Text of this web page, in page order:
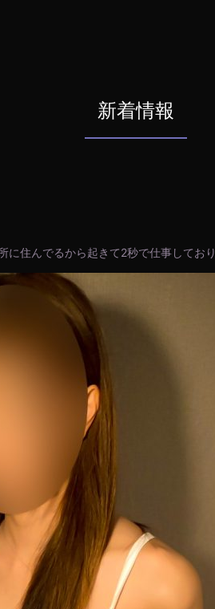
新着情報
住んでるから起きて2秒で仕事してお